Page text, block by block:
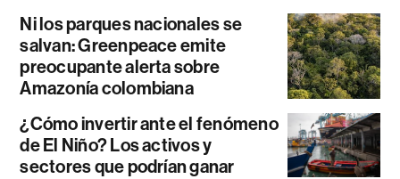
Ni los parques nacionales se
salvan: Greenpeace emite
preocupante alerta sobre
Amazonía colombiana
¿Cómo invertir ante el fenómeno
de El Niño? Los activos y
sectores que podrían ganar